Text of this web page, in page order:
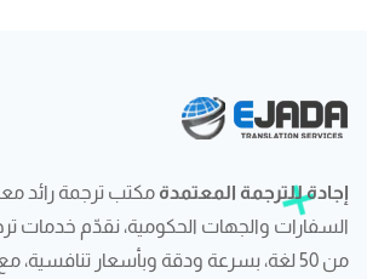
إجادة للترجمة المعتمدة مكتب ترجمة رائد
السفارات والجهات الحكومية، نقدّم خدمات
من 50 لغة، بسرعة ودقة وبأسعار